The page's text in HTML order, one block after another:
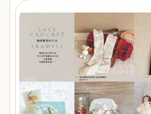
‹